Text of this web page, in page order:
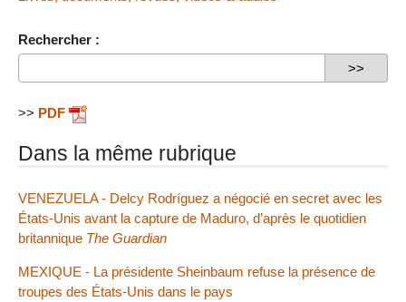
Rechercher :
>> PDF
Dans la même rubrique
VENEZUELA - Delcy Rodríguez a négocié en secret avec les
États-Unis avant la capture de Maduro, d’après le quotidien
britannique The Guardian
MEXIQUE - La présidente Sheinbaum refuse la présence de
troupes des États-Unis dans le pays